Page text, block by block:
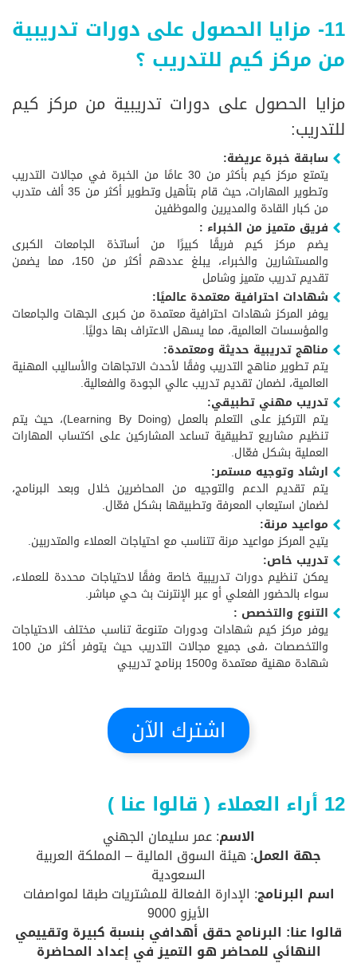
11- مزايا الحصول على دورات تدريبية
من مركز كيم للتدريب ؟
مزايا الحصول على دورات تدريبية من مركز كيم
للتدريب:
سابقة خبرة عريضة:
يتمتع مركز كيم بأكثر من 30 عامًا من الخبرة في مجالات التدريب
وتطوير المهارات، حيث قام بتأهيل وتطوير أكثر من 35 ألف متدرب
من كبار القادة والمديرين والموظفين
فريق متميز من الخبراء :
يضم مركز كيم فريقًا كبيرًا من أساتذة الجامعات الكبرى
والمستشارين والخبراء، يبلغ عددهم أكثر من 150، مما يضمن
تقديم تدريب متميز وشامل
شهادات احترافية معتمدة عالميًا:
يوفر المركز شهادات احترافية معتمدة من كبرى الجهات والجامعات
والمؤسسات العالمية، مما يسهل الاعتراف بها دوليًا.
مناهج تدريبية حديثة ومعتمدة:
يتم تطوير مناهج التدريب وفقًا لأحدث الاتجاهات والأساليب المهنية
العالمية، لضمان تقديم تدريب عالي الجودة والفعالية.
تدريب مهني تطبيقي:
يتم التركيز على التعلم بالعمل (Learning By Doing)، حيث يتم
تنظيم مشاريع تطبيقية تساعد المشاركين على اكتساب المهارات
العملية بشكل فعّال.
ارشاد وتوجيه مستمر:
يتم تقديم الدعم والتوجيه من المحاضرين خلال وبعد البرنامج،
لضمان استيعاب المعرفة وتطبيقها بشكل فعّال.
مواعيد مرنة:
يتيح المركز مواعيد مرنة تتناسب مع احتياجات العملاء والمتدربين.
تدريب خاص:
يمكن تنظيم دورات تدريبية خاصة وفقًا لاحتياجات محددة للعملاء،
سواء بالحضور الفعلي أو عبر الإنترنت بث حي مباشر.
التنوع والتخصص :
يوفر مركز كيم شهادات ودورات متنوعة تناسب مختلف الاحتياجات
والتخصصات ،فى جميع مجالات التدريب حيث يتوفر أكثر من 100
شهادة مهنية معتمدة و1500 برنامج تدريبي
اشترك الآن
12 أراء العملاء ( قالوا عنا )
الاسم: عمر سليمان الجهني
جهة العمل: هيئة السوق المالية – المملكة العربية
السعودية
اسم البرنامج: الإدارة الفعالة للمشتريات طبقا لمواصفات
الأيزو 9000
قالوا عنا: البرنامج حقق أهدافي بنسبة كبيرة وتقييمي
النهائي للمحاضر هو التميز في إعداد المحاضرة